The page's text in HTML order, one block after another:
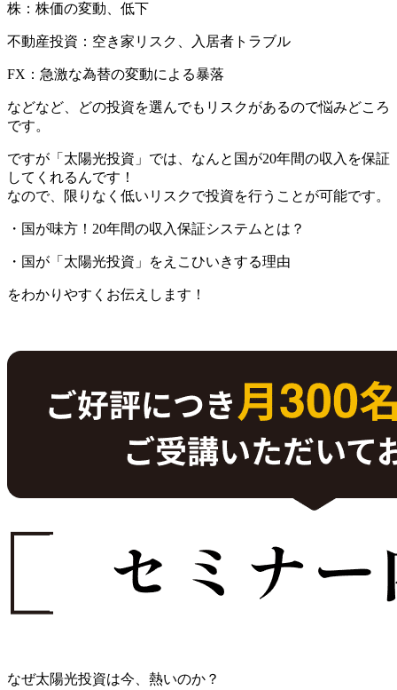
株：株価の変動、低下
不動産投資：空き家リスク、入居者トラブル
FX：急激な為替の変動による暴落
などなど、どの投資を選んでもリスクがあるので悩みどころ
です。
ですが 「太陽光投資」 では、なんと 国が20年間の収入を保証
してくれるんです！
なので、限りなく低いリスクで投資を行うことが可能です。
・国が味方！20年間の収入保証システムとは？
・国が「太陽光投資」をえこひいきする理由
をわかりやすくお伝えします！
なぜ太陽光投資は今、熱いのか？